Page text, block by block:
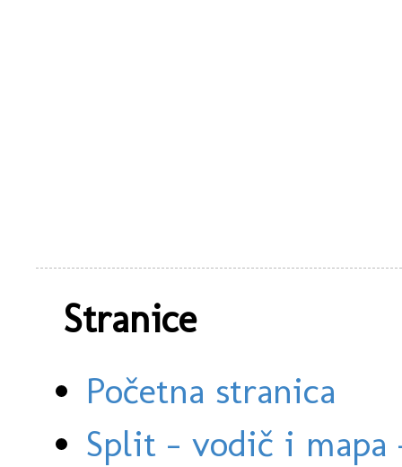
Stranice
Početna stranica
Split - vodič i